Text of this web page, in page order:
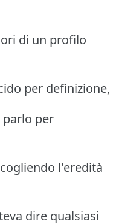
di un profilo
per definizione,
per
l'eredità
dire qualsiasi